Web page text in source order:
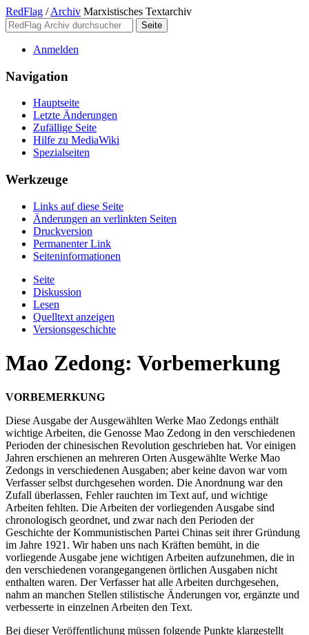
RedFlag / Archiv Marxistisches Textarchiv
Anmelden
Navigation
Hauptseite
Letzte Änderungen
Zufällige Seite
Hilfe zu MediaWiki
Spezialseiten
Werkzeuge
Links auf diese Seite
Änderungen an verlinkten Seiten
Druckversion
Permanenter Link
Seiten­­informationen
Seite
Diskussion
Lesen
Quelltext anzeigen
Versionsgeschichte
Mao Zedong: Vorbemerkung
VORBEMERKUNG
Diese Ausgabe der Ausgewählten Werke Mao Zedongs enthält
wichtige Arbeiten, die Genosse Mao Zedong in den verschiedenen
Perioden der chinesischen Revolution geschrieben hat. Vor einigen
Jahren erschienen an mehreren Orten Ausgewählte Werke Mao
Zedongs in verschiedenen Ausgaben; aber keine davon war vom
Verfasser selbst durchgesehen worden. Die Anordnung war den
Zufall überlassen, Fehler rauchten im Text auf, und wichtige
Arbeiten fehlten. Die Arbeiten der vorliegenden Ausgabe sind
chronologisch geordnet, und zwar nach den Perioden der
Geschichte der Kommunistischen Partei Chinas seit ihrer Gründung
im Jahre 1921. Wir haben uns nach Kräften bemüht, in die
vorliegende Ausgabe jene wichtigen Arbeiten aufzunehmen, die in
den verschiedenen vorangegangenen örtlichen Ausgaben nicht
enthalten waren. Der Verfasser hat alle Arbeiten durchgesehen,
nahm an manchen Stellen stilistische Änderungen vor, ergänzte und
verbesserte in einzelnen Arbeiten den Text.
Bei dieser Veröffentlichung müssen folgende Punkte klargestellt